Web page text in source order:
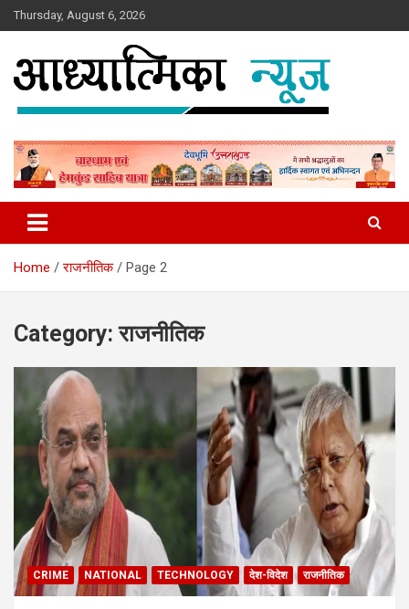
Skip
to
Thursday, August 6, 2026
Aadhyatmika News
Home राजनीतिक Page 2
Category:राजनीतिक
CRIME NATIONAL TECHNOLOGY देश-विदेश राजनीतिक